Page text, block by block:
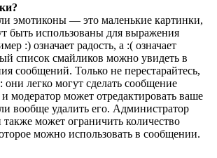
эмотиконы — это маленькие картинки,
быть использованы для выражения
:) означает радость, а :( означает
список смайликов можно увидеть в
сообщений. Только не перестарайтесь,
они легко могут сделать сообщение
модератор может отредактировать ваше
вообще удалить его. Администратор
может ограничить количество
можно использовать в сообщении.